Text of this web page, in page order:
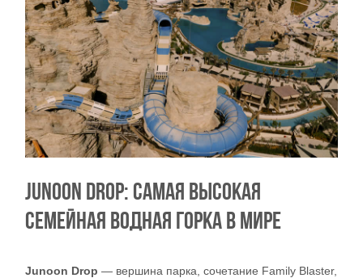
JUNOON DROP: САМАЯ ВЫСОКАЯ
СЕМЕЙНАЯ ВОДНАЯ ГОРКА В МИРЕ
Junoon Drop — вершина парка, сочетание Family Blaster,